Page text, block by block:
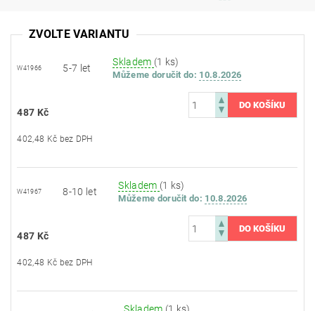
ZVOLTE VARIANTU
W41966 5-7 let
Skladem (1 ks)
Můžeme doručit do: 10.8.2026
487 Kč
402,48 Kč bez DPH
W41967 8-10 let
Skladem (1 ks)
Můžeme doručit do: 10.8.2026
487 Kč
402,48 Kč bez DPH